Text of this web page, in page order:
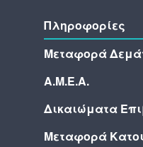
Πληροφορίες
Μεταφορά
Α.Μ.Ε.Α.
Δικαιώματα
Μεταφορά